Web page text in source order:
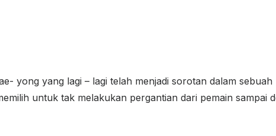
yong yang lagi – lagi telah menjadi sorotan dalam
untuk tak melakukan pergantian dari pemain sampai